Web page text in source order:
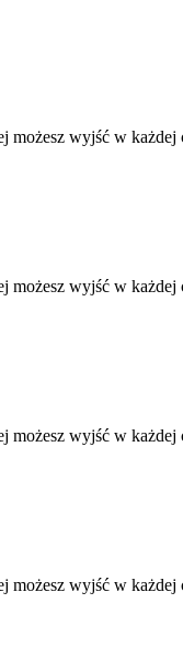
możesz wyjść w
możesz wyjść w
możesz wyjść w
możesz wyjść w